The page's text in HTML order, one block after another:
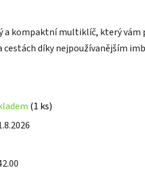
a kompaktní multiklíč, který vám
díky nejpoužívanějším
(1 ks)